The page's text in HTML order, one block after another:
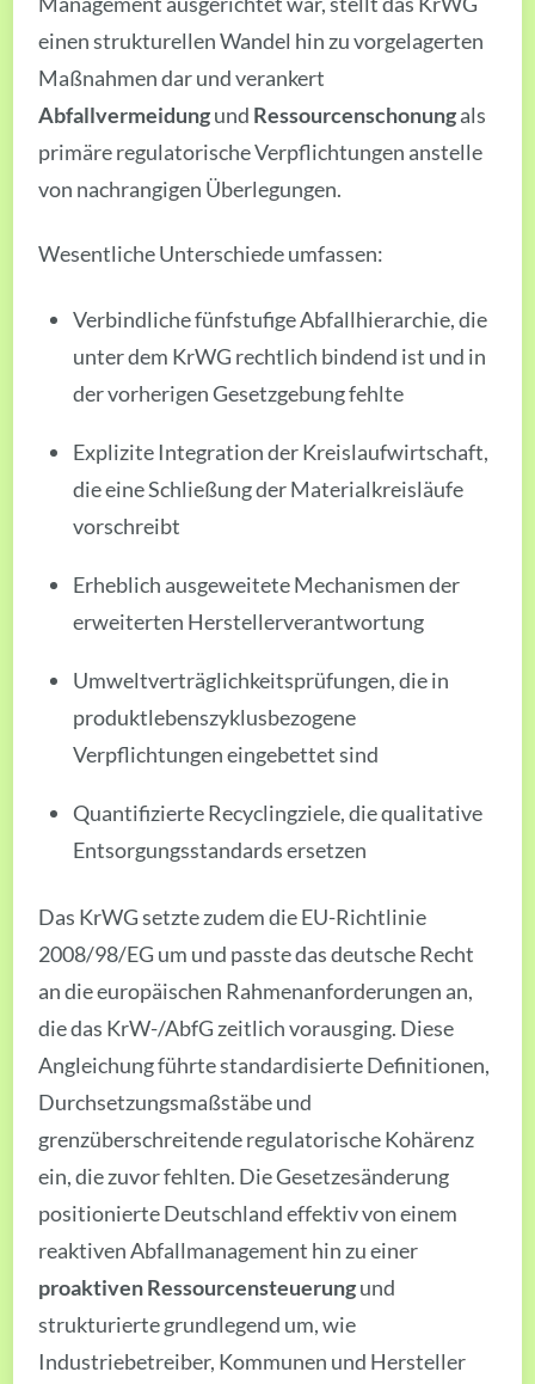
einen strukturellen Wandel hin zu vorgelagerten
Maßnahmen dar und verankert
Abfallvermeidungund Ressourcenschonungals
primäre regulatorische Verpflichtungen anstelle
von nachrangigen Überlegungen.
Wesentliche Unterschiede umfassen:
Verbindliche fünfstufige Abfallhierarchie, die
unter dem KrWG rechtlich bindend ist und in
der vorherigen Gesetzgebung fehlte
Explizite Integration der Kreislaufwirtschaft,
die eine Schließung der Materialkreisläufe
vorschreibt
Erheblich ausgeweitete Mechanismen der
erweiterten Herstellerverantwortung
Umweltverträglichkeitsprüfungen, die in
produktlebenszyklusbezogene
Verpflichtungen eingebettet sind
Quantifizierte Recyclingziele, die qualitative
Entsorgungsstandards ersetzen
Das KrWG setzte zudem die EU-Richtlinie
2008/98/EG um und passte das deutsche Recht
an die europäischen Rahmenanforderungen an,
die das KrW-/AbfG zeitlich vorausging. Diese
Angleichung führte standardisierte Definitionen,
Durchsetzungsmaßstäbe und
grenzüberschreitende regulatorische Kohärenz
ein, die zuvor fehlten. Die Gesetzesänderung
positionierte Deutschland effektiv von einem
reaktiven Abfallmanagement hin zu einer
proaktiven Ressourcensteuerungund
strukturierte grundlegend um, wie
Industriebetreiber, Kommunen und Hersteller